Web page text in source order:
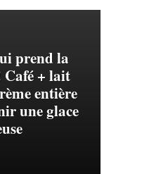
prend la
+ lait
entière
une glace